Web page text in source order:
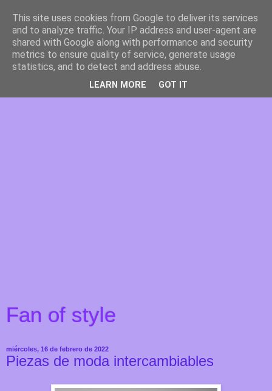
Fan of style
miércoles, 16 de febrero de 2022
Piezas de moda intercambiables
This site uses cookies from Google to deliver its services
and to analyze traffic. Your IP address and user-agent are
shared with Google along with performance and security
metrics to ensure quality of service, generate usage
statistics, and to detect and address abuse.
LEARN MORE GOT IT